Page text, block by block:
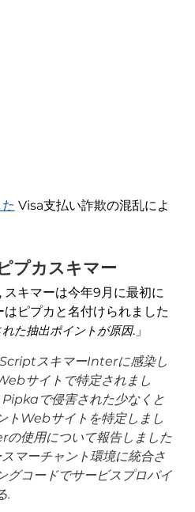
Visa支払い詐欺の混乱によ
プカスキマー
キマーは今年9月に最初に
ピプカと名付けられました
た抽出ポイントが原因.」
スキマーInterに感染し
サイトで特定されまし
で侵害された少なくと
トWebサイトを特定しまし
使用について報告しました
マーチャント環境に統合さ
グコードでサービスプロバイ
.